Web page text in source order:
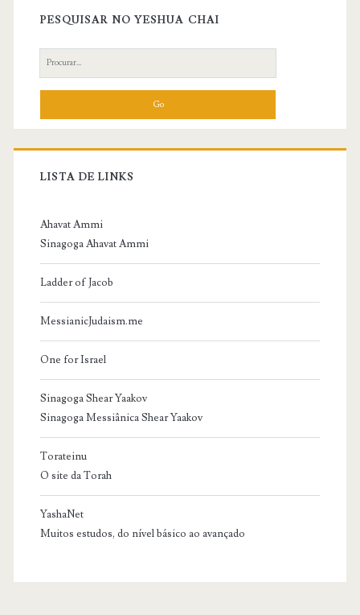
Sidebar
PESQUISAR NO YESHUA CHAI
Search
for:
LISTA DE LINKS
Ahavat Ammi
Sinagoga Ahavat Ammi
Ladder of Jacob
MessianicJudaism.me
One for Israel
Sinagoga Shear Yaakov
Sinagoga Messiânica Shear Yaakov
Torateinu
O site da Torah
YashaNet
Muitos estudos, do nível básico ao avançado